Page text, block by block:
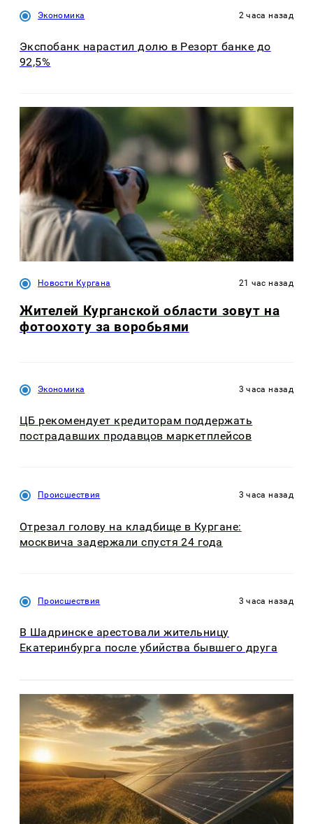
Экономика 2 часа назад
Экспобанк нарастил долю в Резорт банке до
92,5%
Новости Кургана 21 час назад
Жителей Курганской области зовут на
фотоохоту за воробьями
Экономика 3 часа назад
ЦБ рекомендует кредиторам поддержать
пострадавших продавцов маркетплейсов
Происшествия 3 часа назад
Отрезал голову на кладбище в Кургане:
москвича задержали спустя 24 года
Происшествия 3 часа назад
В Шадринске арестовали жительницу
Екатеринбурга после убийства бывшего друга